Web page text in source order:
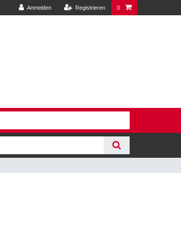
Anmelden Registrieren 0